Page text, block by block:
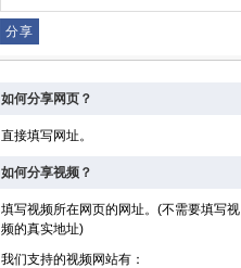
如何分享网页？
直接填写网址。
如何分享视频？
填写视频所在网页的网址。(不需要填写视
频的真实地址)
我们支持的视频网站有：